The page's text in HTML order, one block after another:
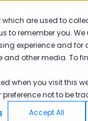
which are used to
to remember you.
experience and
and other media. To
when you visit this
not to be
Accept All
alt menüyü göster
Neden Pisano